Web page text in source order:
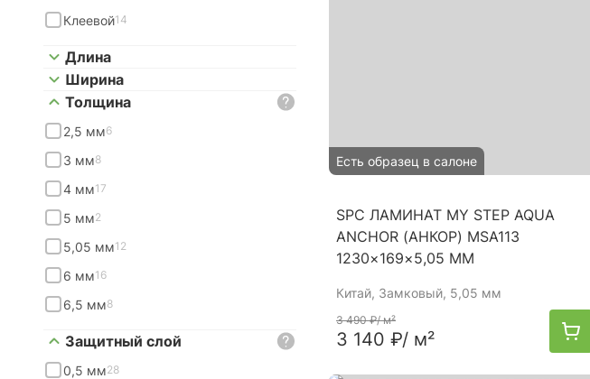
Клеевой14
Длина
Ширина
Толщина
2,5 мм6
3 мм8
4 мм17
5 мм2
5,05 мм12
6 мм16
6,5 мм8
Защитный слой
0,5 мм28
Есть образец в салоне
SPC ЛАМИНАТ MY STEP AQUA
ANCHOR (АНКОР) MSA113
1230×169×5,05 ММ
Китай, Замковый, 5,05 мм
3 490 ₽/ м²
3 140 ₽/ м²